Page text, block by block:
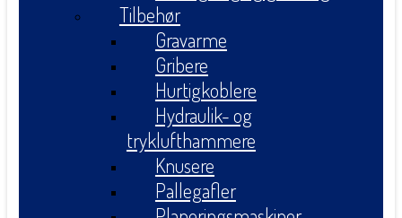
Tilbehør
Gravarme
Gribere
Hurtigkoblere
Hydraulik- og
tryklufthammere
Knusere
Pallegafler